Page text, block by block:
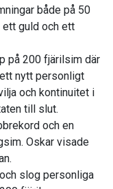
både på 50
guld och ett
på 200 fjärilsim där
nytt personligt
och kontinuitet i
till slut.
och en
Oskar visade
slog personliga